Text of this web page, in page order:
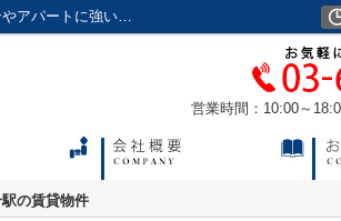
下落合駅の賃貸物件一覧｜アクセス株式会社｜東中野、中野坂上の賃貸マンションやアパートに強い不動産会社
営業時間：10:00～
の賃貸物件